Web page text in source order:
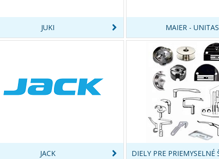
JUKI MAIER - UNITAS
JACK